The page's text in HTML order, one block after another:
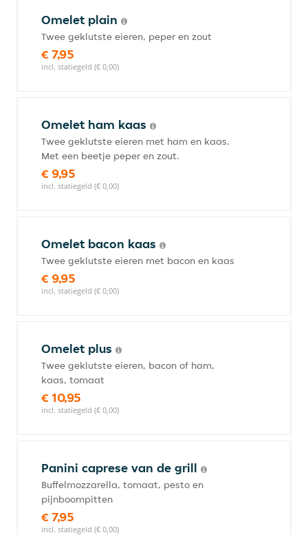
Omelet plain
Twee geklutste eieren, peper en zout
€ 7,95
incl. statiegeld (€ 0,00)
Omelet ham kaas
Twee geklutste eieren met ham en kaas.
Met een beetje peper en zout.
€ 9,95
incl. statiegeld (€ 0,00)
Omelet bacon kaas
Twee geklutste eieren met bacon en kaas
€ 9,95
incl. statiegeld (€ 0,00)
Omelet plus
Twee geklutste eieren, bacon of ham,
kaas, tomaat
€ 10,95
incl. statiegeld (€ 0,00)
Panini caprese van de grill
Buffelmozzarella, tomaat, pesto en
pijnboompitten
€ 7,95
incl. statiegeld (€ 0,00)